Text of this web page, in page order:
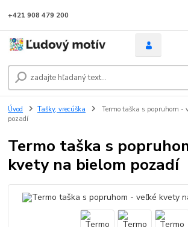
+421 908 479 200
Úvod Tašky, vrecúška
Termo taška s popruhom -
pozadí
Termo taška s
kvety na bielom pozadí